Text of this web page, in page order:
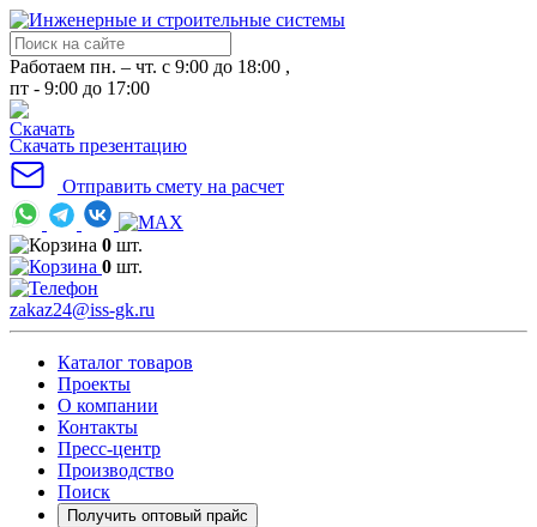
Работаем пн. – чт. с 9:00 до 18:00 ,
пт - 9:00 до 17:00
Скачать презентацию
Отправить смету на расчет
0 шт.
0 шт.
zakaz24@iss-gk.ru
Каталог товаров
Проекты
О компании
Контакты
Пресс-центр
Производство
Поиск
Получить оптовый прайс